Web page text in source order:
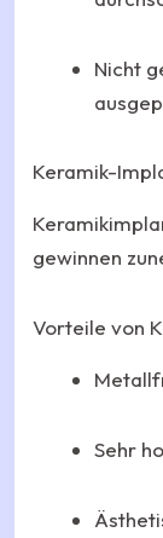
Nicht
Keramik-
gewinnen
Vorteile von
Sehr